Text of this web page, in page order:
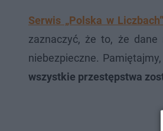
Serwis „Polska w Liczbach”
zaznaczyć, że to, że
niebezpieczne.
wszystkie przestępstwa